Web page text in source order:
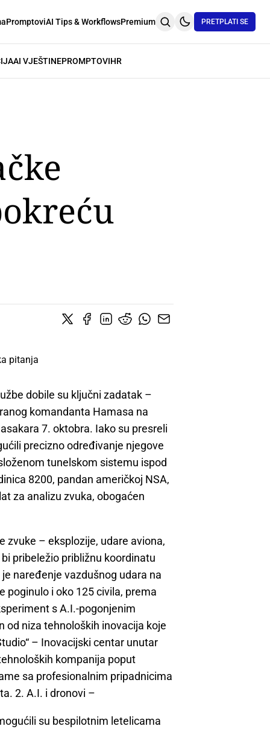
PromptoviAI Tips & WorkflowsPremium PRETPLATI SE
AI VJEŠTINEPROMPTOVIHR
dobile su ključni zadatak –
komandanta Hamasa na
7. oktobra. Iako su presreli
precizno određivanje njegove
tunelskom sistemu ispod
8200, pandan američkoj NSA,
za analizu zvuka, obogaćen
zvuke – eksplozije, udare aviona,
pribeležio približnu koordinatu
naređenje vazdušnog udara na
poginulo i oko 125 civila, prema
s A.I.-pogonjenim
od niza tehnoloških inovacija koje
– Inovacijski centar unutar
kompanija poput
sa profesionalnim pripadnicima
2. A.I. i dronovi –
su bespilotnim letelicama